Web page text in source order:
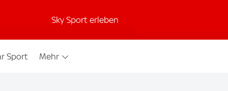
Sky Sport erleben
Sport Mehr